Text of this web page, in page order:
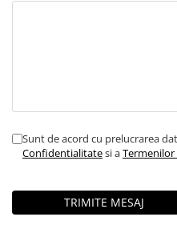
Sunt de acord cu prelucrarea
Confidentialitatesi a